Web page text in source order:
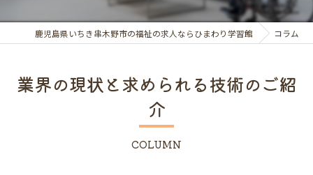
鹿児島県いちき串木野市の福祉の求人ならひまわり学習館 コラム
業界の現状と求められる技術のご紹
介
COLUMN